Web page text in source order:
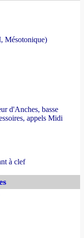
Mésotonique)
d'Anches, basse
appels Midi
à clef